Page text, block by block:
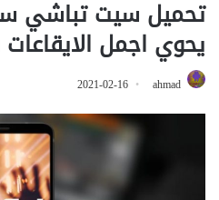
يحوي اجمل
ahmad
2021-02-16